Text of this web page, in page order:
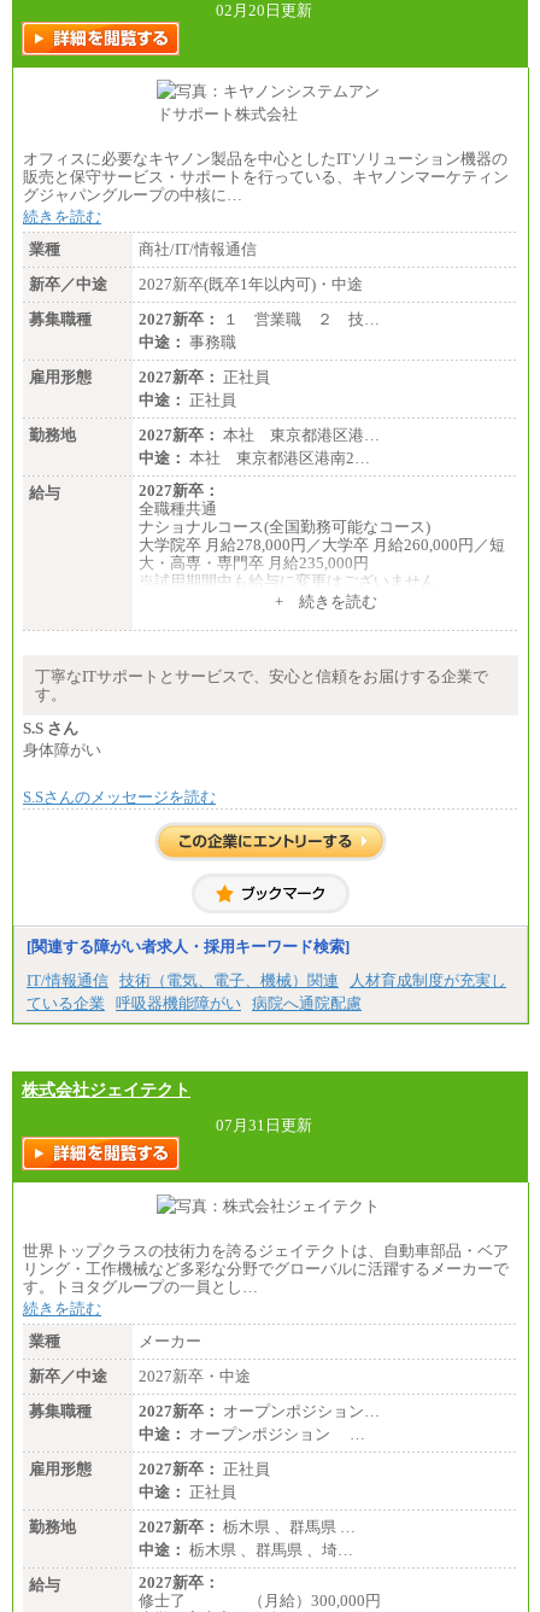
02月20日更新
オフィスに必要なキヤノン製品を中心としたITソリューション機器の
販売と保守サービス・サポートを行っている、キヤノンマーケティン
グジャパングループの中核に…
続きを読む
業種
商社/IT/情報通信
新卒／中途
2027新卒(既卒1年以内可)・中途
募集職種
2027新卒：
１ 営業職 ２ 技…
中途： 事務職
雇用形態
2027新卒： 正社員
中途： 正社員
勤務地
2027新卒： 本社 東京都港区港…
中途： 本社 東京都港区港南2…
給与
2027新卒：
全職種共通
ナショナルコース(全国勤務可能なコース)
大学院卒 月給278,000円／大学卒 月給260,000円／短
大・高専・専門卒 月給235,000円
※試用期間中も給与に変更はございません
大学院卒 月給264,000円／大学卒 月給250,000円／短
※試用期間中も給与に変更はございません
中途：
+ 続きを読む
丁寧なITサポートとサービスで、安心と信頼をお届けする企業で
す。
S.S さん
身体障がい
S.Sさんのメッセージを読む
[関連する障がい者求人・採用キーワード検索]
IT/情報通信 技術（電気、電子、機械）関連
人材育成制度が充実し
ている企業
呼吸器機能障がい 病院へ通院配慮
株式会社ジェイテクト
07月31日更新
世界トップクラスの技術力を誇るジェイテクトは、自動車部品・ベア
リング・工作機械など多彩な分野でグローバルに活躍するメーカーで
す。トヨタグループの一員とし…
続きを読む
業種
メーカー
新卒／中途
2027新卒・中途
募集職種
2027新卒： オープンポジション…
中途： オープンポジション …
雇用形態
2027新卒： 正社員
中途： 正社員
勤務地
2027新卒： 栃木県 、群馬県 …
中途： 栃木県 、群馬県 、埼…
給与
2027新卒：
修士了 （月給）300,000円